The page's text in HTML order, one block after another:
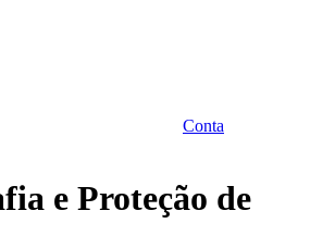
Conta
e Proteção de